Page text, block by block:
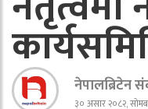
नेपालब्रिटेन
३० असार २०८२,